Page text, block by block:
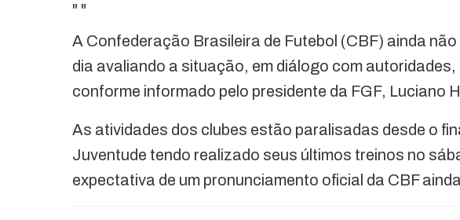
" "
A Confederação Brasileira de Futebol (CBF) ainda
dia avaliando a situação, em diálogo com
conforme informado pelo presidente da FGF, Luciano
As atividades dos clubes estão paralisadas desde o
Juventude tendo realizado seus últimos treinos no
expectativa de um pronunciamento oficial da CBF